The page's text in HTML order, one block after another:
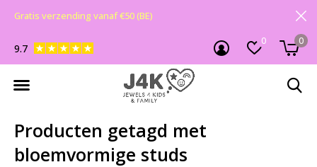
0 0
9.7
Gratis verzending vanaf €50 (BE)
Producten getagd met
bloemvormige studs